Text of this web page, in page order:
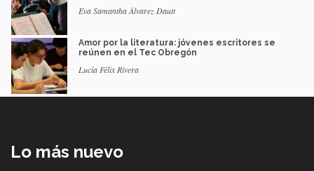
Eva Samantha Álvarez Dautt
Amor por la literatura: jóvenes escritores se
reúnen en el Tec Obregón
Lucía Félix Rivera
Lo más nuevo